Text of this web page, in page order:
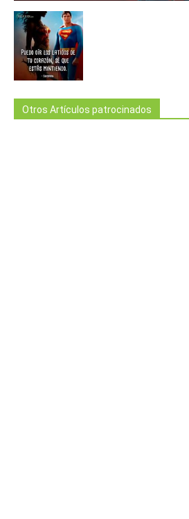
Otros Artículos patrocinados